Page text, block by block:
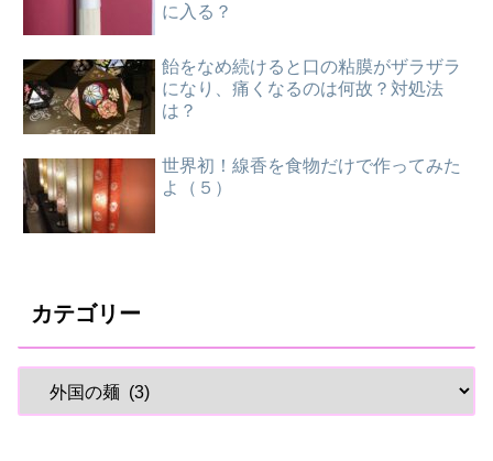
に入る？
飴をなめ続けると口の粘膜がザラザラ
になり、痛くなるのは何故？対処法
は？
世界初！線香を食物だけで作ってみた
よ（５）
カテゴリー